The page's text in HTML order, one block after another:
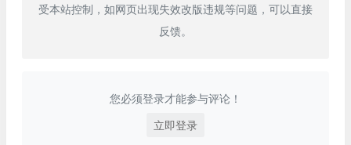
受本站控制，如网页出现失效改版违规等问题，可以直接
反馈。
您必须登录才能参与评论！
立即登录